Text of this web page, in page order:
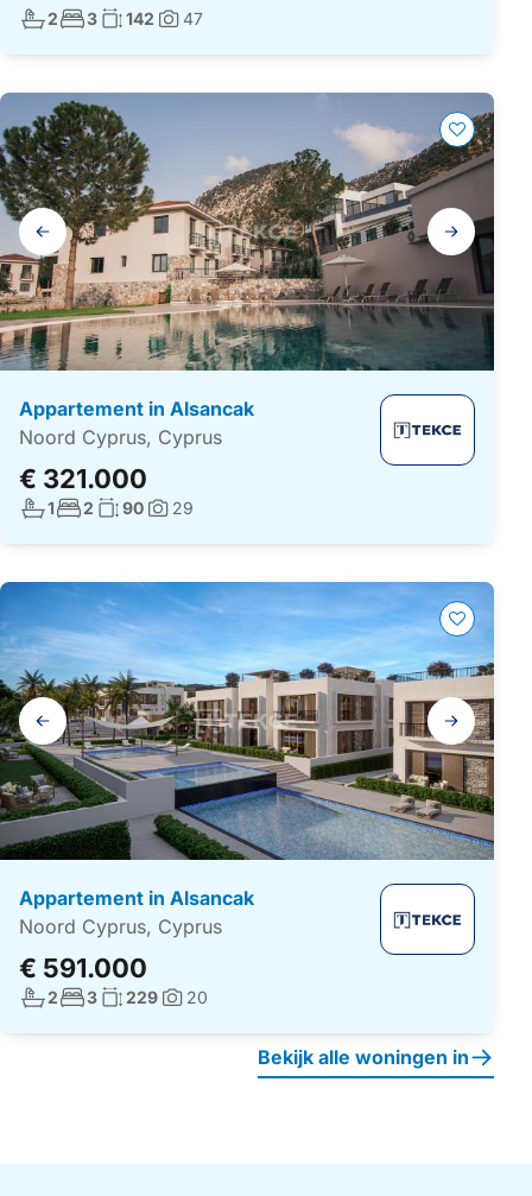
Aantal badkamers:
2Aantal slaapkamers:
3Woonoppervlakte:
142 Foto's:
47
Galerij
navigatie
Appartement in Alsancak
Noord Cyprus, Cyprus
€ 321.000
Aantal badkamers:
1Aantal slaapkamers:
2 Woonoppervlakte:
90Foto's:
29
Galerij
navigatie
Appartement in Alsancak
Noord Cyprus, Cyprus
€ 591.000
Aantal badkamers:
2Aantal slaapkamers:
3Woonoppervlakte:
229 Foto's:
20
Bekijk alle woningen in